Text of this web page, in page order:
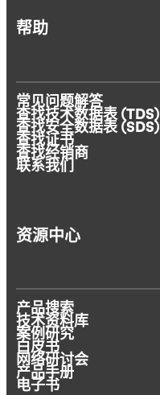
帮助
常见问题解答
查找技术数据表 (TDS)
查找安全数据表 (SDS)
查找证书
查找经销商
联系我们
资源中心
产品搜索
技术资料库
案例研究
白皮书
网络研讨会
产品手册
电子书